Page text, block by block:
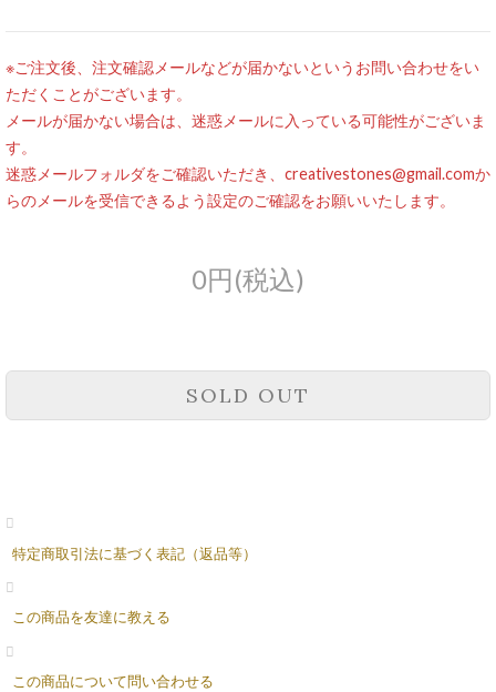
※ご注文後、注文確認メールなどが届かないというお問い合わせをい
ただくことがございます。
メールが届かない場合は、迷惑メールに入っている可能性がございま
す。
迷惑メールフォルダをご確認いただき、creativestones@gmail.comか
らのメールを受信できるよう設定のご確認をお願いいたします。
0円(税込)
SOLD OUT
特定商取引法に基づく表記（返品等）
この商品を友達に教える
この商品について問い合わせる